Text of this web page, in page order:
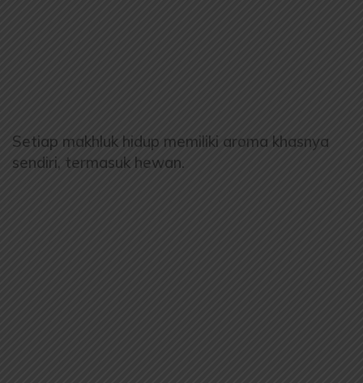
Setiap makhluk hidup memiliki aroma khasnya
sendiri, termasuk hewan.